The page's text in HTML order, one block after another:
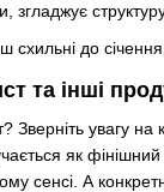
згладжує
схильні до
та інші
Зверніть увагу
як
сенсі. А